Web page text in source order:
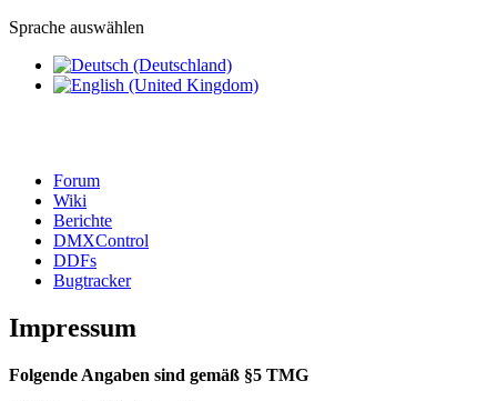
Sprache auswählen
Forum
Wiki
Berichte
DMXControl
DDFs
Bugtracker
Impressum
Folgende Angaben sind gemäß §5 TMG